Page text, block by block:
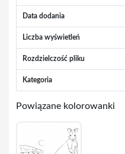
Data dodania
Liczba wyświetleń
Rozdzielczość pliku
Kategoria
Powiązane kolorowanki